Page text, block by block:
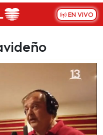
EN VIVO